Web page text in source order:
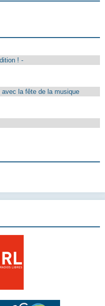
! -
la fête de la musique